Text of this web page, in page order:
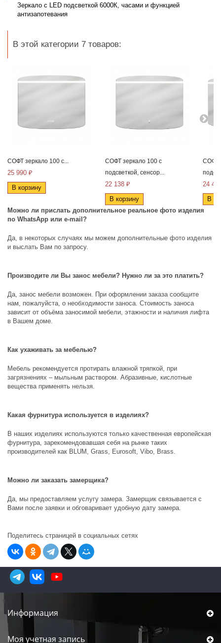
Зеркало с LED подсветкой 6000К, часами и функцией
антизапотевания
В этой категории 7 товаров:
СОФТ зеркало 100 с...
25 990 ₽
В корзину
СОФТ зеркало 100 с
подсветкой, сенсор...
22 138 ₽
В корзину
СОФТ
24
В
Можно ли прислать дополнительное реальное фото изделия
по WhatsApp или e-mail ?
Да, в некоторых случаях мы можем дополнительные фото изделия
и выслать Вам по запросу.
Производите ли Вы занос мебели? Нужно ли за это платить?
Да, занос мебели возможен. При оформлении заказа сообщите
нам, пожалуйста, о необходимости заноса. Стоимость заноса
зависит от объёма заносимой мебели, этажности и наличия лифта
в Вашем доме.
Как ухаживать за мебелью?
Мебель рекомендуется протирать влажной тряпкой, при
загрязнениях – мыльным раствором. Абразивные, кислотные
вещества применять нельзя.
Какая фурнитура используется в изделиях?
В наших изделиях используются только качественная европейская
фурнитура, зарекомендовавшая себя на рынке таких
производителей как BLUM, Grass, Eurosoft, Vibo, Brass.
Можно ли заказать замерщика?
Да, мы предоставляем услугу замера. Замерщик связывается с
Вами после заявки и обговаривает удобную дату замера.
Поделитесь страницей в социальных сетях
Информация
Моя учетная запись